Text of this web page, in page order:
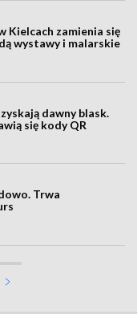
Kielcach zamienia się
wystawy i malarskie
dawny blask.
się kody QR
Trwa